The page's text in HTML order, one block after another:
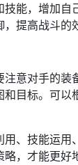
能，增加自
提高战斗的
意对手的装
目标。可以
、技能运用
，才能更好